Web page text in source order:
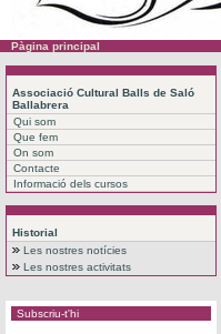
Pàgina principal
Associació Cultural Balls de Saló
Ballabrera
Qui som
Que fem
On som
Contacte
Informació dels cursos
Historial
Les nostres notícies
Les nostres activitats
Subscriu-t'hi